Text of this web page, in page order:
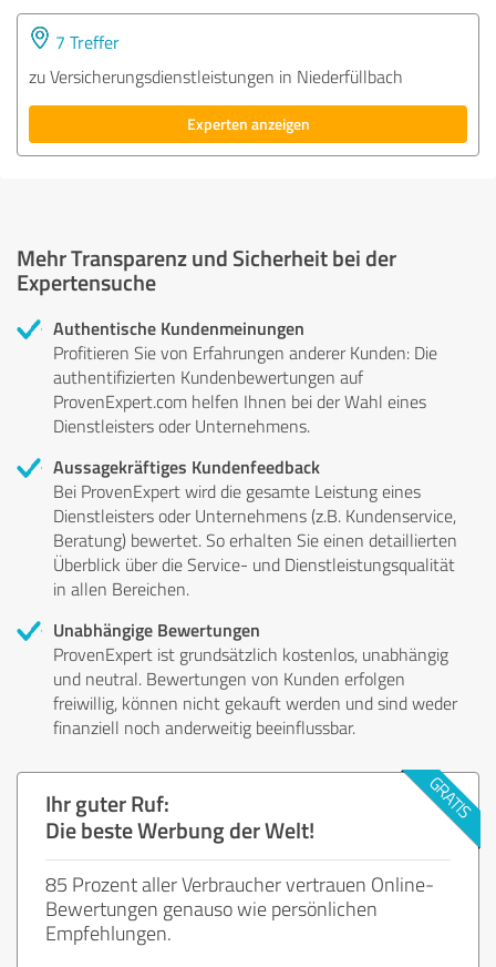
7 Treffer
zu Versicherungsdienstleistungen in Niederfüllbach
Experten anzeigen
Mehr Transparenz und Sicherheit bei der
Expertensuche
Authentische Kundenmeinungen
Profitieren Sie von Erfahrungen anderer Kunden: Die
authentifizierten Kundenbewertungen auf
ProvenExpert.com helfen Ihnen bei der Wahl eines
Dienstleisters oder Unternehmens.
Aussagekräftiges Kundenfeedback
Bei ProvenExpert wird die gesamte Leistung eines
Dienstleisters oder Unternehmens (z.B. Kundenservice,
Beratung) bewertet. So erhalten Sie einen detaillierten
Überblick über die Service- und Dienstleistungsqualität
in allen Bereichen.
Unabhängige Bewertungen
ProvenExpert ist grundsätzlich kostenlos, unabhängig
und neutral. Bewertungen von Kunden erfolgen
freiwillig, können nicht gekauft werden und sind weder
finanziell noch anderweitig beeinflussbar.
Ihr guter Ruf:
Die beste Werbung der Welt!
85 Prozent aller Verbraucher vertrauen Online-
Bewertungen genauso wie persönlichen
Empfehlungen.